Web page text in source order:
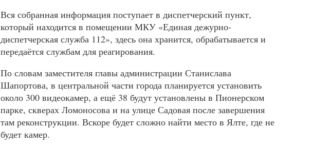
Вся собранная информация поступает в диспетчерский пункт,
который находится в помещении МКУ «Единая дежурно-
диспетчерская служба 112», здесь она хранится, обрабатывается и
передаётся службам для реагирования.
По словам заместителя главы администрации Станислава
Шапортова, в центральной части города планируется установить
около 300 видеокамер, а ещё 38 будут установлены в Пионерском
парке, скверах Ломоносова и на улице Садовая после завершения
там реконструкции. Вскоре будет сложно найти место в Ялте, где не
будет камер.